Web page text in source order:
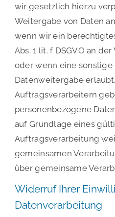
wir gesetzlich hierzu
Weitergabe von Daten
wenn wir ein
Abs. 1 lit. f DSGVO an
oder wenn eine
Datenweitergabe
Auftragsverarbeitern
personenbezogene
auf Grundlage eines
Auftragsverarbeitung
gemeinsamen
über gemeinsame
Widerruf Ihrer
Datenverarbeitung